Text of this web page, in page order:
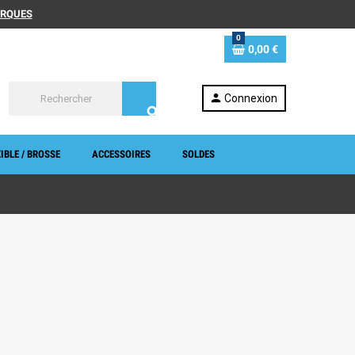
0
0,00 €
search
person Connexion
/ BROSSE ACCESSOIRES SOLDES